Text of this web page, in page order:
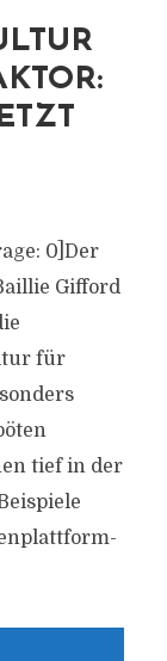
0]Der
Gifford
für
tief in der